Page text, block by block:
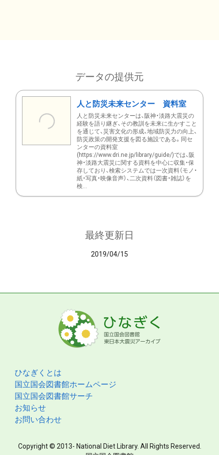
データの提供元
人と防災未来センター 資料室
人と防災未来センターは、阪神・淡路大震災の
経験を語り継ぎ、その教訓を未来に生かすこと
を通じて、災害文化の形成、地域防災力の向上、
防災政策の開発支援を図る施設である。同セ
ンターの資料室
(https://www.dri.ne.jp/library/guide/)では、阪
神・淡路大震災に関する資料を中心に収集・保
存しており、検索システムでは一次資料（モノ・
紙・写真・映像音声）、二次資料（図書・雑誌）を
検...
最終更新日
2019/04/15
ひなぎくとは
国立国会図書館ホームページ
国立国会図書館サーチ
お知らせ
お問い合わせ
Copyright © 2013- National Diet Library. All Rights Reserved.